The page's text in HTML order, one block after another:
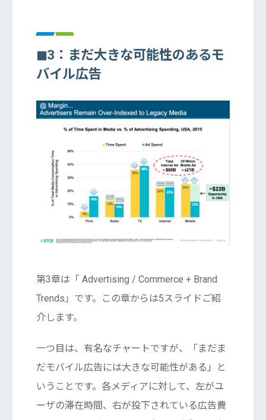
◼︎3：まだ大きな可能性のあるモ
バイル広告
第3章は「 Advertising / Commerce + Brand
Trends」です。この章からは5スライドご紹
介します。
一つ目は、有名なチャートですが、「まだま
だモバイル広告には大きな可能性がある」と
いうことです。各メディアに対して、左がユ
ーザの滞在時間、右が投下されている広告費